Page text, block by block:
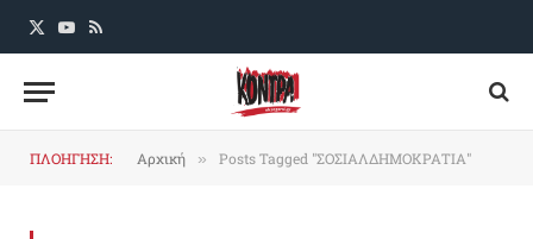
X
YouTube
RSS
ΠΛΟΗΓΗΣΗ: Αρχική » Posts Tagged "ΣΟΣΙΑΛΔΗΜΟΚΡΑΤΙΑ"